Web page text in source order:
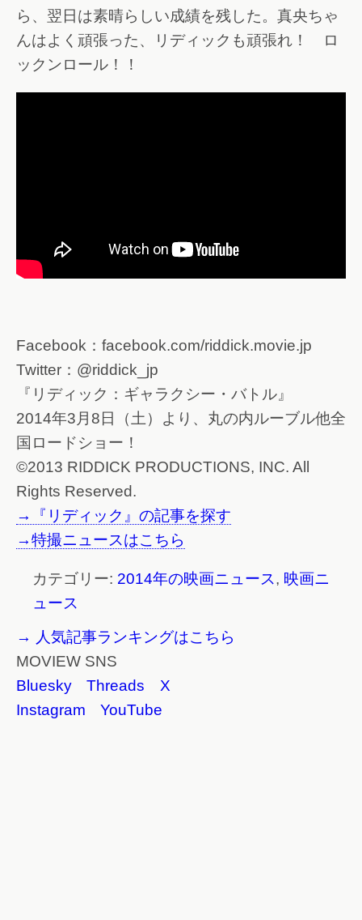
ら、翌日は素晴らしい成績を残した。真央ちゃ
んはよく頑張った、リディックも頑張れ！ ロ
ックンロール！！
Facebook：facebook.com/riddick.movie.jp
Twitter：@riddick_jp
『リディック：ギャラクシー・バトル』
2014年3月8日（土）より、丸の内ルーブル他全
国ロードショー！
©2013 RIDDICK PRODUCTIONS, INC. All
Rights Reserved.
→『リディック』の記事を探す
→特撮ニュースはこちら
カテゴリー: 2014年の映画ニュース, 映画ニ
ュース
→ 人気記事ランキングはこちら
MOVIEW SNS
Bluesky
Threads
X
Instagram
YouTube